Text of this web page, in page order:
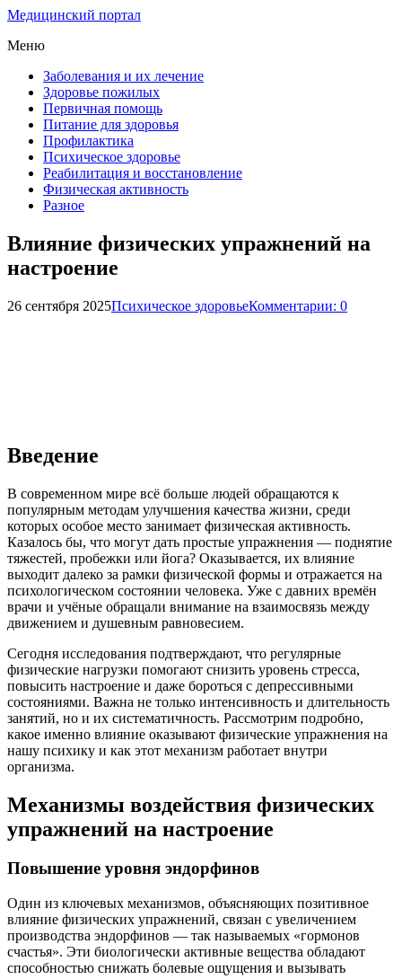
Медицинский портал
Меню
Заболевания и их лечение
Здоровье пожилых
Первичная помощь
Питание для здоровья
Профилактика
Психическое здоровье
Реабилитация и восстановление
Физическая активность
Разное
Влияние физических упражнений на
настроение
26 сентября 2025Психическое здоровьеКомментарии: 0
Введение
В современном мире всё больше людей обращаются к
популярным методам улучшения качества жизни, среди
которых особое место занимает физическая активность.
Казалось бы, что могут дать простые упражнения — поднятие
тяжестей, пробежки или йога? Оказывается, их влияние
выходит далеко за рамки физической формы и отражается на
психологическом состоянии человека. Уже с давних времён
врачи и учёные обращали внимание на взаимосвязь между
движением и душевным равновесием.
Сегодня исследования подтверждают, что регулярные
физические нагрузки помогают снизить уровень стресса,
повысить настроение и даже бороться с депрессивными
состояниями. Важна не только интенсивность и длительность
занятий, но и их систематичность. Рассмотрим подробно,
какое именно влияние оказывают физические упражнения на
нашу психику и как этот механизм работает внутри
организма.
Механизмы воздействия физических
упражнений на настроение
Повышение уровня эндорфинов
Один из ключевых механизмов, объясняющих позитивное
влияние физических упражнений, связан с увеличением
производства эндорфинов — так называемых «гормонов
счастья». Эти биологически активные вещества обладают
способностью снижать болевые ощущения и вызывать